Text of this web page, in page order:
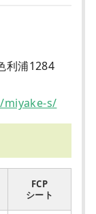
利浦1284
s/
FCP
シート